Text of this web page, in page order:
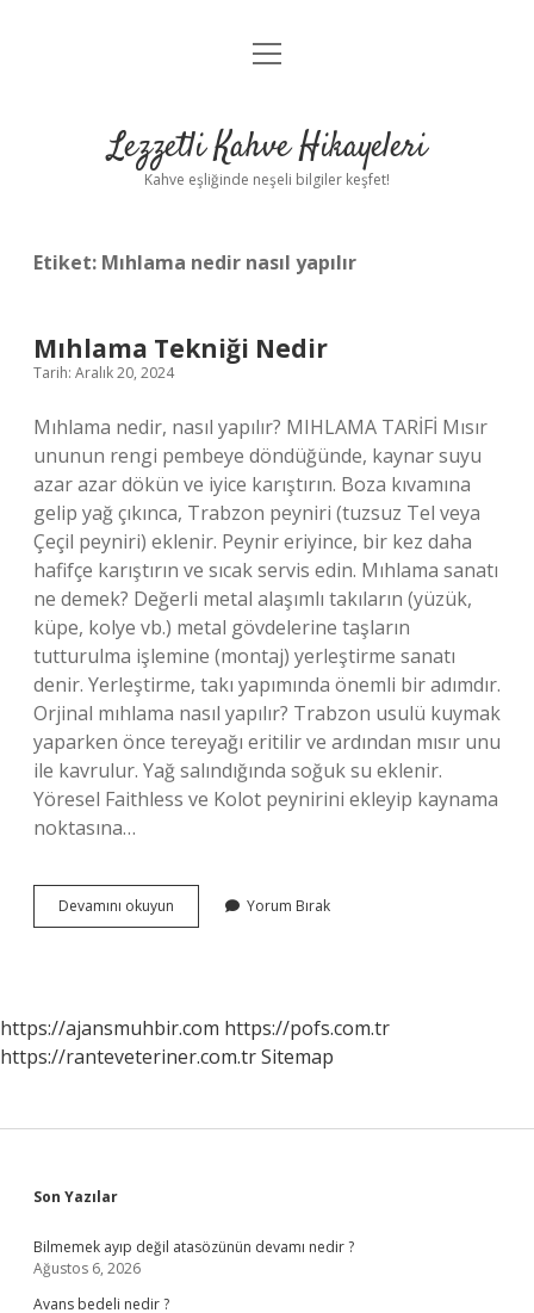
Anasayfa
Yasal Uyarı
menüyü
Lezzetli Kahve Hikayeleri
Kahve eşliğinde neşeli bilgiler keşfet!
Etiket: Mıhlama nedir nasıl yapılır
Mıhlama Tekniği Nedir
Tarih: Aralık 20, 2024
Mıhlama nedir, nasıl yapılır? MIHLAMA TARİFİ Mısır
ununun rengi pembeye döndüğünde, kaynar suyu
azar azar dökün ve iyice karıştırın. Boza kıvamına
gelip yağ çıkınca, Trabzon peyniri (tuzsuz Tel veya
Çeçil peyniri) eklenir. Peynir eriyince, bir kez daha
hafifçe karıştırın ve sıcak servis edin. Mıhlama sanatı
ne demek? Değerli metal alaşımlı takıların (yüzük,
küpe, kolye vb.) metal gövdelerine taşların
tutturulma işlemine (montaj) yerleştirme sanatı
denir. Yerleştirme, takı yapımında önemli bir adımdır.
Orjinal mıhlama nasıl yapılır? Trabzon usulü kuymak
yaparken önce tereyağı eritilir ve ardından mısır unu
ile kavrulur. Yağ salındığında soğuk su eklenir.
Yöresel Faithless ve Kolot peynirini ekleyip kaynama
noktasına…
Devamını okuyun Mıhlama
Tekniği
Yorum Bırak
https://ajansmuhbir.com https://pofs.com.tr
https://ranteveteriner.com.trSitemap
Sidebar
Son Yazılar
Bilmemek ayıp değil atasözünün devamı nedir ?
Ağustos 6, 2026
Avans bedeli nedir ?